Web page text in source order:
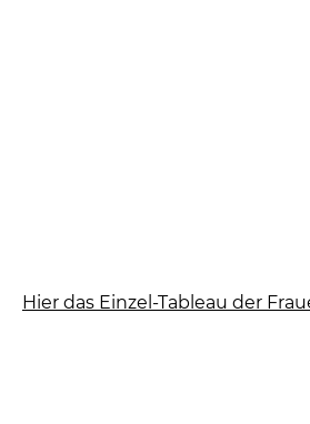
Hier das Einzel-Tableau der